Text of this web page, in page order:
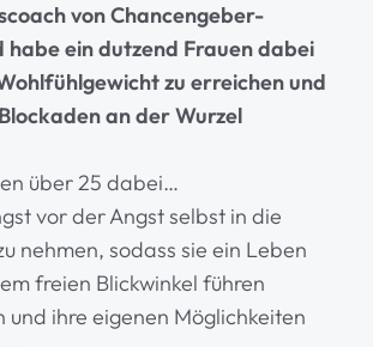
von Chancengeber-
habe ein dutzend Frauen dabei
zu erreichen und
an der Wurzel
über 25 dabei…
vor der Angst selbst in die
nehmen, sodass sie ein Leben
freien Blickwinkel führen
und ihre eigenen Möglichkeiten